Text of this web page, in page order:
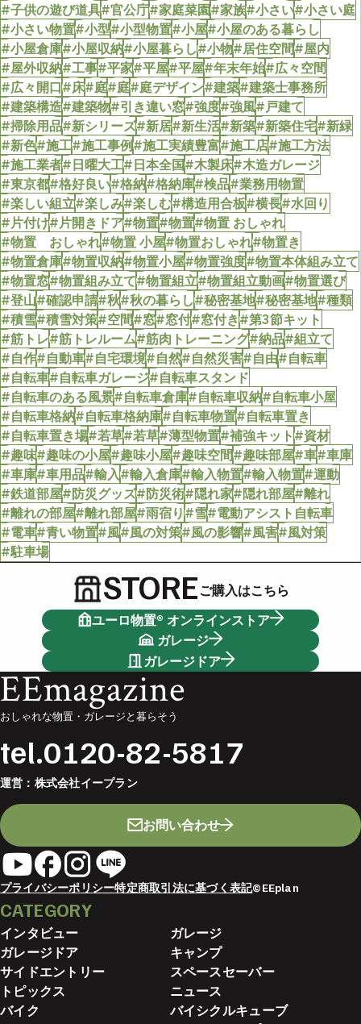
#子供の遊び道具#官公庁#家庭菜園#家族#小さい#小さい庭
#小さい物置#小型#小型物置#小屋#小屋のある暮らし
#小屋倉庫#小屋収納#小屋暮らし#小物#居住空間#屋内
#屋外収納#工事#平家#平屋#平屋#年末年始#広々空間
#広々開口#床#庭#庭#庭デザイン#建築#建築士事務所
#建築構造#建築物#引き違い窓#強度#強風#戸建て
#掃除用品#新シリーズ#新居#新生活#新築#新築住宅#新緑
#新色#施工#施工事例#施工実績豊富#施工店#施工方法
#施工業者#日曜大工#日本全国#木製床#木造ガレージ
#東京都#格好良い#格納#格納庫#検品#業務用物置
#楽しい組立#楽しみ#楽しむ#構造用合板#横長#水回り
#片付け#片開きドア#物置#物置#物置 おしゃれ
#物置 おしゃれ#物置 小屋#物置おしゃれ#物置き
#物置倉庫#物置収納#物置小屋#物置強度#物置本体組み立て
#物置窓#物置組み立て#物置組立#物置組立動画#物置選び
#登山#確認申請#秋#秋の暮らし#秘密基地#秘密基地#種類
#積雪#積雪対策#空間#窓#窓付#窓付き#第3節キット
#筋トレ#筋トレルーム#筋肉トレーニング#納品#組立て
#自作#自動車#自宅環境#自然#自然災害#自由#自転車
#自転車#自転車ガレージ#自転車スタンド
#自転車のある風景#自転車倉庫#自転車収納#自転車小屋
#自転車格納#自転車格納庫#自転車物置#自転車置き
#自転車置き場#若草#若草#薄型物置#補強キット#資材
#趣味#趣味の小屋#趣味小屋#趣味空間#趣味部屋#車#車庫
#車庫#車用品#輸入#輸入倉庫#輸入物置#輸入物置#運動
#鉄道部屋#防災グッズ#防災術#隠れ家#隠れ部屋#離れ
#離れの部屋#離れ部屋#雨宿り#雪#電動アシスト自転車
#電車#青い物置#風#風の対策#風の影響#風害#風対策
#駐車場
STOREご購入はこちら
ユーロ物置® オンラインストア
ガレージ
ガレージドア
EEmagazine
おしゃれな物置・ガレージと暮らそう
tel.0120-82-5817
運営： 株式会社イープラン
お問い合わせ
プライバシーポリシー特定商取引法に基づく表記©EEplan
CATEGORY
インタビュー
ガレージ
ガレージドア
キャンプ
サイドエントリー
スペースセーバー
トピックス
ニュース
バイク
バイシクルキューブ